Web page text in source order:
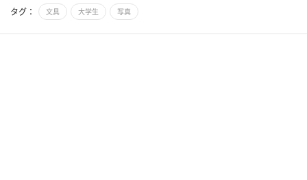
タグ： 文具 大学生 写真